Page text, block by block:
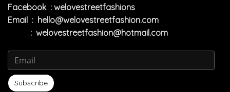
Facebook : welovestreetfashions
Email : hello@welovestreetfashion.com
: welovestreetfashion@hotmail.com
Subscribe